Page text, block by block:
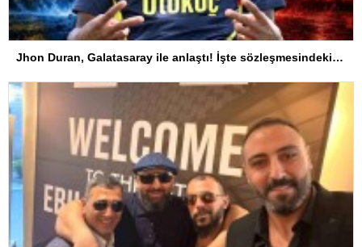
Jhon Duran, Galatasaray ile anlaştı! İşte sözleşmesindeki özel madde